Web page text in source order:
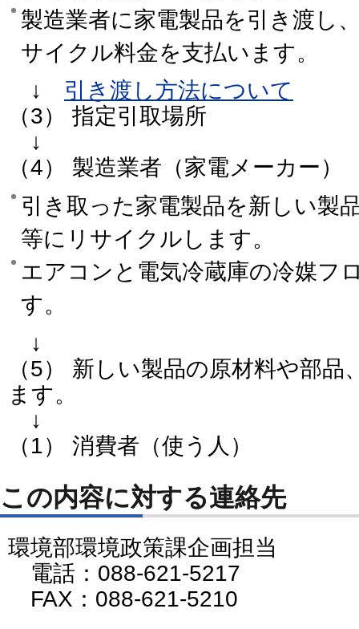
製造業者に家電製品を引き渡し
サイクル料金を支払います。
↓ 引き渡し方法について
（3） 指定引取場所
↓
（4） 製造業者（家電メーカー）
引き取った家電製品を新しい製
等にリサイクルします。
エアコンと電気冷蔵庫の冷媒フ
す。
↓
（5） 新しい製品の原材料や部
ます。
↓
（1） 消費者（使う人）
この内容に対する連絡先
環境部環境政策課企画担当
電話：088-621-5217
FAX：088-621-5210